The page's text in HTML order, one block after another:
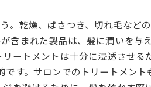
。乾燥、ぱさつき、切れ毛など
含まれた製品は、髪に潤いを与
ートメントは十分に浸透させる
す。サロンでのトリートメン